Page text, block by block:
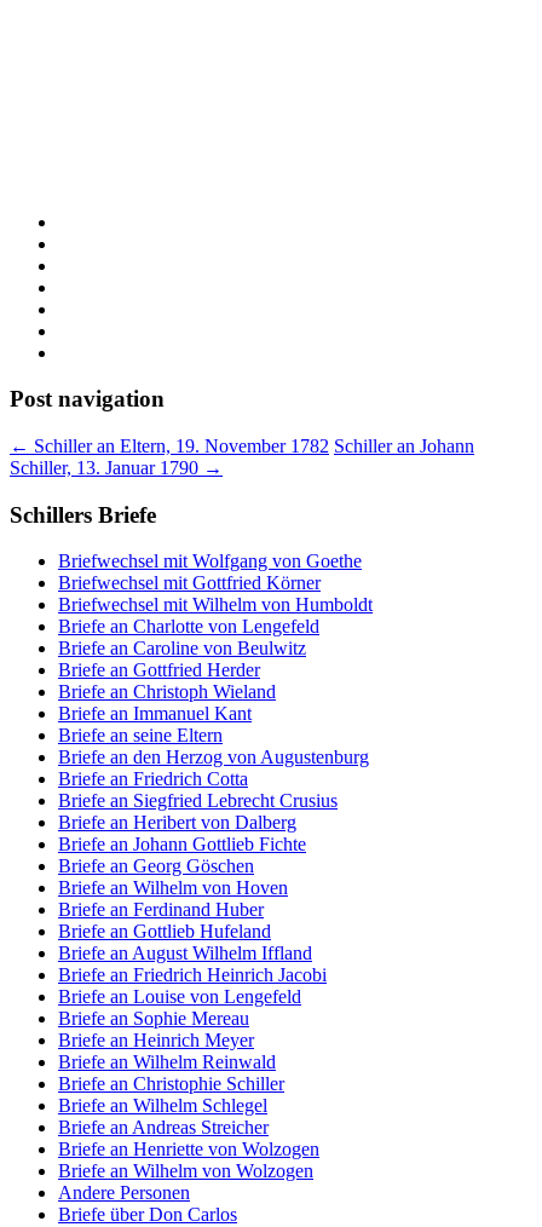
Post navigation
← Schiller an Eltern, 19. November 1782 Schiller an Johann
Schiller, 13. Januar 1790 →
Schillers Briefe
Briefwechsel mit Wolfgang von Goethe
Briefwechsel mit Gottfried Körner
Briefwechsel mit Wilhelm von Humboldt
Briefe an Charlotte von Lengefeld
Briefe an Caroline von Beulwitz
Briefe an Gottfried Herder
Briefe an Christoph Wieland
Briefe an Immanuel Kant
Briefe an seine Eltern
Briefe an den Herzog von Augustenburg
Briefe an Friedrich Cotta
Briefe an Siegfried Lebrecht Crusius
Briefe an Heribert von Dalberg
Briefe an Johann Gottlieb Fichte
Briefe an Georg Göschen
Briefe an Wilhelm von Hoven
Briefe an Ferdinand Huber
Briefe an Gottlieb Hufeland
Briefe an August Wilhelm Iffland
Briefe an Friedrich Heinrich Jacobi
Briefe an Louise von Lengefeld
Briefe an Sophie Mereau
Briefe an Heinrich Meyer
Briefe an Wilhelm Reinwald
Briefe an Christophie Schiller
Briefe an Wilhelm Schlegel
Briefe an Andreas Streicher
Briefe an Henriette von Wolzogen
Briefe an Wilhelm von Wolzogen
Andere Personen
Briefe über Don Carlos